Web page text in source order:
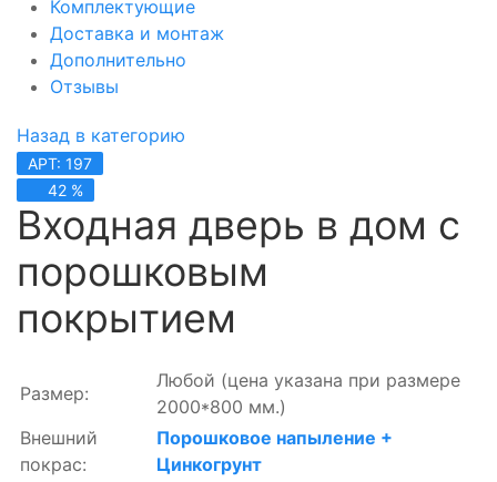
Комплектующие
Доставка и монтаж
Дополнительно
Отзывы
Назад в категорию
АРТ: 197
42 %
Входная дверь в дом с
порошковым
покрытием
Размер:
Любой (цена указана при размере
2000*800 мм.)
Внешний
покрас:
Порошковое напыление +
Цинкогрунт